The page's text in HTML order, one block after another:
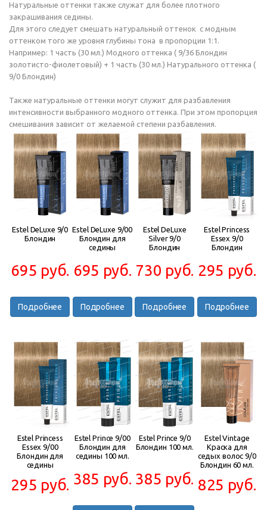
Натуральные оттенки также служат для более плотного
закрашивания седины.
Для этого следует смешать натуральный оттенок с модным
оттенком того же уровня глубины тона в пропорции 1:1.
Например: 1 часть (30 мл.) Модного оттенка ( 9/36 Блондин
золотисто-фиолетовый) + 1 часть (30 мл.) Натурального оттенка (
9/0 Блондин)
Также натуральные оттенки могут служит для разбавления
интенсивности выбранного модного оттенка. При этом пропорция
смешивания зависит от желаемой степени разбавления.
Estel DeLuxe 9/0
Блондин
695 руб.
Подробнее
Estel DeLuxe 9/00
Блондин для
седины
695 руб.
Подробнее
Estel DeLuxe
Silver 9/0
Блондин
730 руб.
Подробнее
Estel Princess
Essex 9/0
Блондин
295 руб.
Подробнее
Estel Princess
Essex 9/00
Блондин для
седины
295 руб.
Estel Prince 9/00
Блондин для
седины 100 мл.
385 руб.
Estel Prince 9/0
Блондин 100 мл.
385 руб.
Estel Vintage
Краска для
седых волос 9/0
Блондин 60 мл.
825 руб.